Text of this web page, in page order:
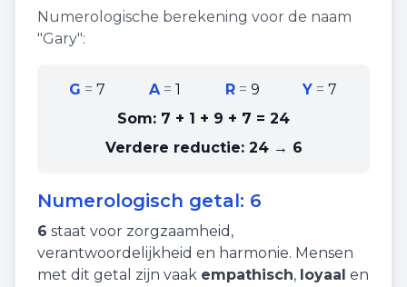
Numerologische berekening voor de naam
"Gary":
G = 7 A= 1 R= 9 Y =7
Som: 7 + 1 + 9 + 7 = 24
Verdere reductie: 24 → 6
Numerologisch getal: 6
6 staat voor zorgzaamheid ,
verantwoordelijkheid en harmonie. Mensen
met dit getal zijn vaak empathisch, loyaal en